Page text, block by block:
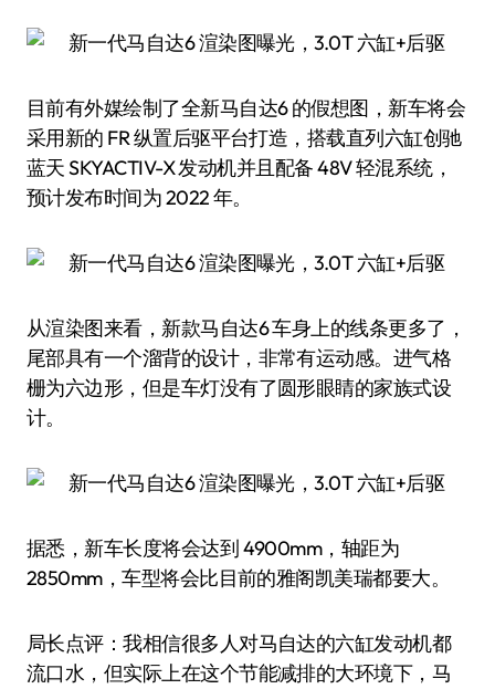
目前有外媒绘制了全新马自达6 的假想图，新车将会
采用新的 FR 纵置后驱平台打造，搭载直列六缸创驰
蓝天 SKYACTIV-X 发动机并且配备 48V 轻混系统，
预计发布时间为 2022 年。
从渲染图来看，新款马自达6 车身上的线条更多了，
尾部具有一个溜背的设计，非常有运动感。进气格
栅为六边形，但是车灯没有了圆形眼睛的家族式设
计。
据悉，新车长度将会达到 4900mm，轴距为
2850mm，车型将会比目前的雅阁凯美瑞都要大。
局长点评：我相信很多人对马自达的六缸发动机都
流口水，但实际上在这个节能减排的大环境下，马